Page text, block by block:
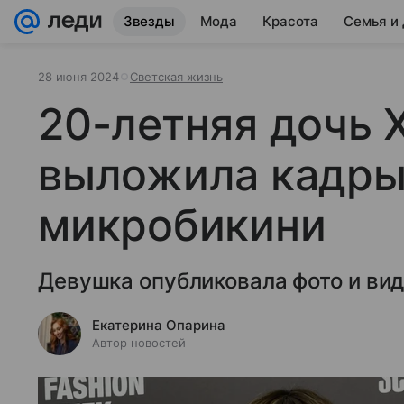
Звезды Мода Красота Семья и
28 июня 2024 Светская жизнь
20-летняя дочь
выложила
микробикини
Девушка опубликовала фото и
Екатерина Опарина
Автор новостей